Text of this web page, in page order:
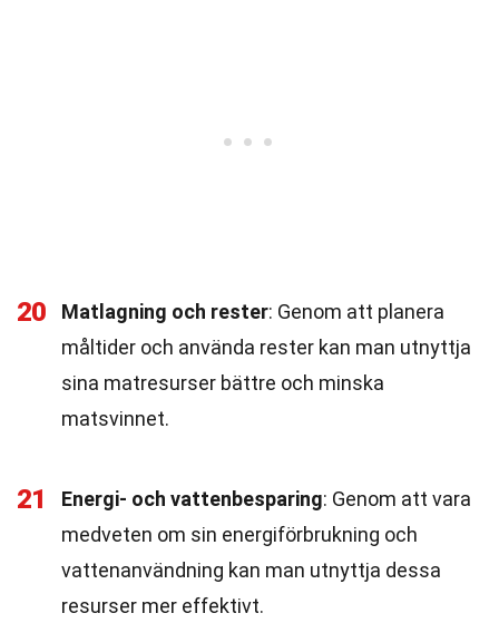
20 Matlagning och rester: Genom att planera
måltider och använda rester kan man utnyttja
sina matresurser bättre och minska
matsvinnet.
21 Energi- och vattenbesparing: Genom att vara
medveten om sin energiförbrukning och
vattenanvändning kan man utnyttja dessa
resurser mer effektivt.